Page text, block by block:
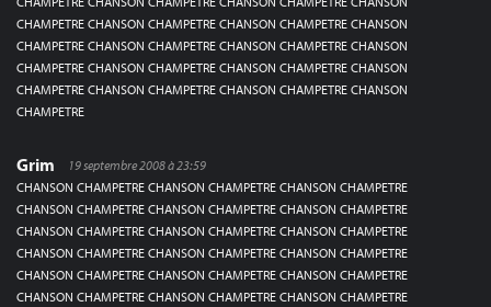
CHAMPETRE CHANSON CHAMPETRE CHANSON CHAMPETRE CHANSON
CHAMPETRE CHANSON CHAMPETRE CHANSON CHAMPETRE CHANSON
CHAMPETRE CHANSON CHAMPETRE CHANSON CHAMPETRE CHANSON
CHAMPETRE CHANSON CHAMPETRE CHANSON CHAMPETRE CHANSON
CHAMPETRE
Grim
19 septembre 2008 à 23:59
CHANSON CHAMPETRE CHANSON CHAMPETRE CHANSON CHAMPETRE
CHANSON CHAMPETRE CHANSON CHAMPETRE CHANSON CHAMPETRE
CHANSON CHAMPETRE CHANSON CHAMPETRE CHANSON CHAMPETRE
CHANSON CHAMPETRE CHANSON CHAMPETRE CHANSON CHAMPETRE
CHANSON CHAMPETRE CHANSON CHAMPETRE CHANSON CHAMPETRE
CHANSON CHAMPETRE CHANSON CHAMPETRE CHANSON CHAMPETRE